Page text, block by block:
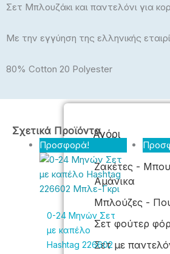
Καλσόν
Αγόρι
Ζακέτες -
Αμάνικα
Μπλούζες -
Σετ φούτερ
Σετ με
Σετ Μπλουζάκι και παντελόνι για
Με την εγγύηση της ελληνικής
80% Cotton 20 Polyester
Σχετικά Προϊόντα
Προσφορά!
0-24 Μηνών Σετ
με καπέλο
Hashtag 226602
Original
price
was:
14,00€.
Η
τρέχουσα
τιμή
είναι:
9,00€.
Αυτό
προϊόν
έχει
πολλαπλές
παραλλαγές.
Οι
επιλογές
μπορούν